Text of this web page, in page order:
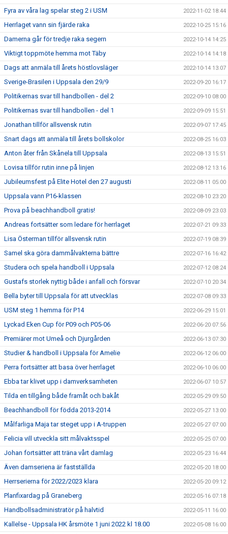
Fyra av våra lag spelar steg 2 i USM 2022-11-02 18:44
Herrlaget vann sin fjärde raka 2022-10-25 15:16
Damerna går för tredje raka segern 2022-10-14 14:25
Viktigt toppmöte hemma mot Täby 2022-10-14 14:18
Dags att anmäla till årets höstlovsläger 2022-10-14 13:07
Sverige-Brasilen i Uppsala den 29/9 2022-09-20 16:17
Politikernas svar till handbollen - del 2 2022-09-10 08:00
Politikernas svar till handbollen - del 1 2022-09-09 15:51
Jonathan tillför allsvensk rutin 2022-09-07 17:45
Snart dags att anmäla till årets bollskolor 2022-08-25 16:03
Anton åter från Skånela till Uppsala 2022-08-13 15:51
Lovisa tillför rutin inne på linjen 2022-08-12 13:16
Jubileumsfest på Elite Hotel den 27 augusti 2022-08-11 05:00
Uppsala vann P16-klassen 2022-08-10 23:20
Prova på beachhandboll gratis! 2022-08-09 23:03
Andreas fortsätter som ledare för herrlaget 2022-07-21 09:33
Lisa Österman tillför allsvensk rutin 2022-07-19 08:39
Samel ska göra dammålvakterna bättre 2022-07-16 16:42
Studera och spela handboll i Uppsala 2022-07-12 08:24
Gustafs storlek nyttig både i anfall och försvar 2022-07-10 20:34
Bella byter till Uppsala för att utvecklas 2022-07-08 09:33
USM steg 1 hemma för P14 2022-06-29 15:01
Lyckad Eken Cup för P09 och P05-06 2022-06-20 07:56
Premiärer mot Umeå och Djurgården 2022-06-13 07:30
Studier & handboll i Uppsala för Amelie 2022-06-12 06:00
Perra fortsätter att basa över herrlaget 2022-06-10 06:00
Ebba tar klivet upp i damverksamheten 2022-06-07 10:57
Tilda en tillgång både framåt och bakåt 2022-05-29 09:50
Beachhandboll för födda 2013-2014 2022-05-27 13:00
Målfarliga Maja tar steget upp i A-truppen 2022-05-27 07:00
Felicia vill utveckla sitt målvaktsspel 2022-05-25 07:00
Johan fortsätter att träna vårt damlag 2022-05-23 16:44
Även damseriena är fastställda 2022-05-20 18:00
Herrserierna för 2022/2023 klara 2022-05-20 09:12
Planfixardag på Graneberg 2022-05-16 07:18
Handbollsadministratör på halvtid 2022-05-11 16:00
Kallelse - Uppsala HK årsmöte 1 juni 2022 kl 18.00 2022-05-08 16:00